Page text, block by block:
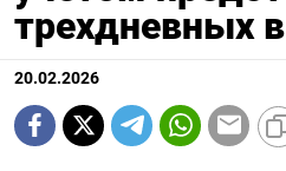
трехдневных
20.02.2026